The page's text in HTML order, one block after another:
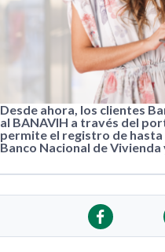
Desde ahora, los clientes
al BANAVIH a través del
permite el registro de
Banco Nacional de Vivienda